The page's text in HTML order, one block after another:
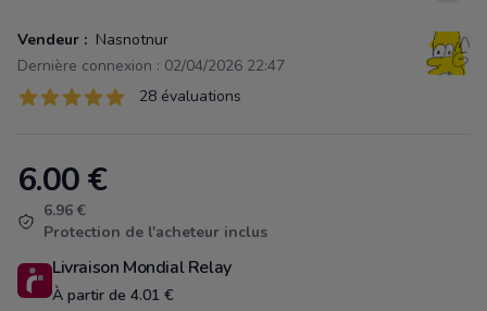
Vendeur : Nasnotnur
Dernière connexion : 02/04/2026 22:47
Évaluations
28 sur 5 étoiles 28 évaluations
Product information
6.00€
6.96 €
Protection de l'acheteur inclus
Livraison Mondial Relay
À partir de 4.01 €